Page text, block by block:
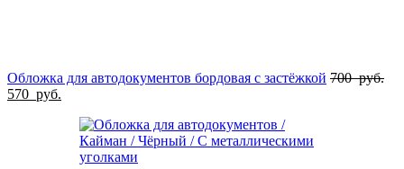
Обложка для автодокументов бордовая с застёжкой 700руб.
570 руб.